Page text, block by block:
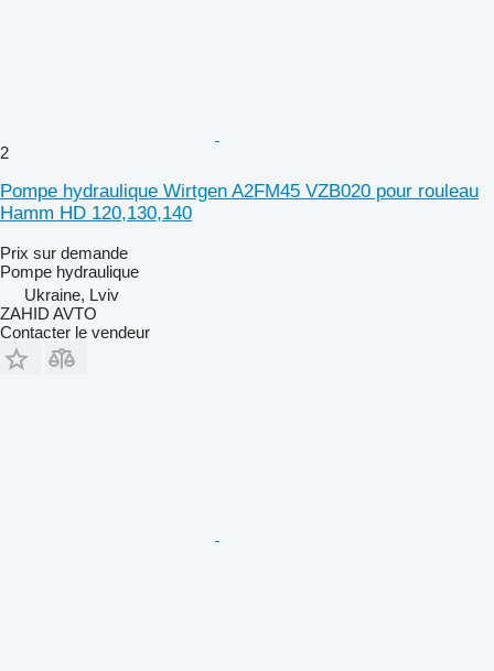
2
Pompe hydraulique Wirtgen A2FM45 VZB020 pour rouleau
Hamm HD 120,130,140
Prix sur demande
Pompe hydraulique
Ukraine, Lviv
ZAHID AVTO
Contacter le vendeur